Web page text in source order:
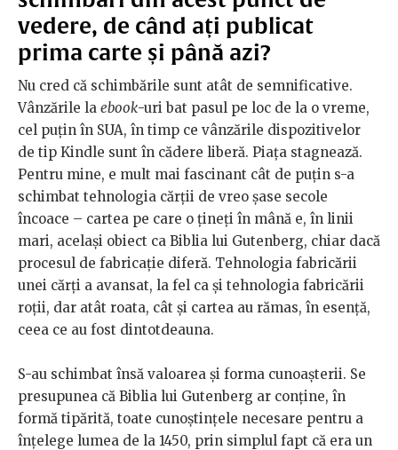
vedere, de când ați publicat
prima carte și până azi?
Nu cred că schimbările sunt atât de semnificative.
Vânzările la ebook-uri bat pasul pe loc de la o vreme,
cel puțin în SUA, în timp ce vânzările dispozitivelor
de tip Kindle sunt în cădere liberă. Piața stagnează.
Pentru mine, e mult mai fascinant cât de puțin s-a
schimbat tehnologia cărții de vreo șase secole
încoace – cartea pe care o țineți în mână e, în linii
mari, același obiect ca Biblia lui Gutenberg, chiar dacă
procesul de fabricație diferă. Tehnologia fabricării
unei cărți a avansat, la fel ca și tehnologia fabricării
roții, dar atât roata, cât și cartea au rămas, în esență,
ceea ce au fost dintotdeauna.
S-au schimbat însă valoarea și forma cunoașterii. Se
presupunea că Biblia lui Gutenberg ar conține, în
formă tipărită, toate cunoștințele necesare pentru a
înțelege lumea de la 1450, prin simplul fapt că era un